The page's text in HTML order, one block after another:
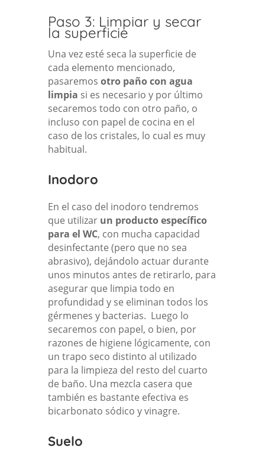
Paso 3: Limpiar y secar
la superficie
Una vez esté seca la superficie de
cada elemento mencionado,
pasaremos otro paño con agua
limpia si es necesario y por último
secaremos todo con otro paño, o
incluso con papel de cocina en el
caso de los cristales, lo cual es muy
habitual.
Inodoro
En el caso del inodoro tendremos
que utilizar un producto específico
para el WC, con mucha capacidad
desinfectante (pero que no sea
abrasivo), dejándolo actuar durante
unos minutos antes de retirarlo, para
asegurar que limpia todo en
profundidad y se eliminan todos los
gérmenes y bacterias. Luego lo
secaremos con papel, o bien, por
razones de higiene lógicamente, con
un trapo seco distinto al utilizado
para la limpieza del resto del cuarto
de baño. Una mezcla casera que
también es bastante efectiva es
bicarbonato sódico y vinagre.
Suelo